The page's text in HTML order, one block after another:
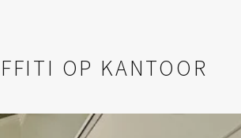
OP KANTOOR